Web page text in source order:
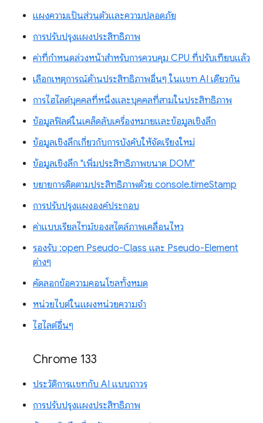
แผงความเป็นส่วนตัวและความปลอดภัย
การปรับปรุงแผงประสิทธิภาพ
ค่าที่กำหนดล่วงหน้าสำหรับการควบคุม CPU ที่ปรับเทียบแล้ว
เลือกเหตุการณ์ด้านประสิทธิภาพอื่นๆ ในแชท AI เดียวกัน
การไฮไลต์บุคคลที่หนึ่งและบุคคลที่สามในประสิทธิภาพ
ข้อมูลฟิลด์ในเคล็ดลับเครื่องหมายและข้อมูลเชิงลึก
ข้อมูลเชิงลึกเกี่ยวกับการบังคับให้จัดเรียงใหม่
ข้อมูลเชิงลึก "เพิ่มประสิทธิภาพขนาด DOM"
ขยายการติดตามประสิทธิภาพด้วย console.timeStamp
การปรับปรุงแผงองค์ประกอบ
ค่าแบบเรียลไทม์ของสไตล์ภาพเคลื่อนไหว
รองรับ :open Pseudo-Class และ Pseudo-Element
ต่างๆ
คัดลอกข้อความคอนโซลทั้งหมด
หน่วยไบต์ในแผงหน่วยความจำ
ไฮไลต์อื่นๆ
Chrome 133
ประวัติการแชทกับ AI แบบถาวร
การปรับปรุงแผงประสิทธิภาพ